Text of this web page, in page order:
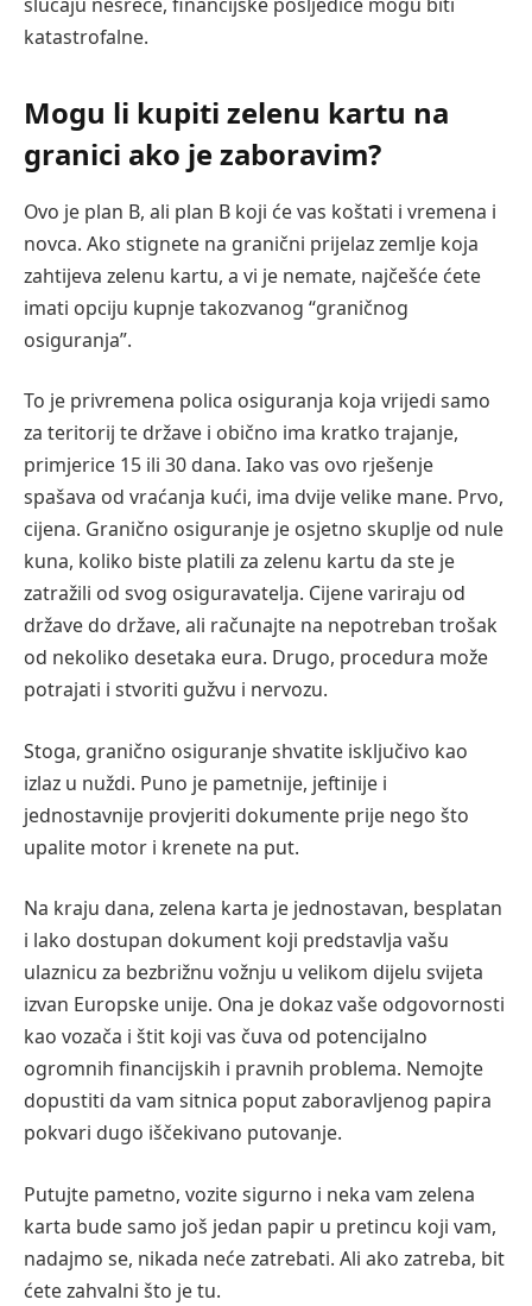
katastrofalne.
Mogu li kupiti zelenu kartu na
granici ako je zaboravim?
Ovo je plan B, ali plan B koji će vas koštati i vremena i
novca. Ako stignete na granični prijelaz zemlje koja
zahtijeva zelenu kartu, a vi je nemate, najčešće ćete
imati opciju kupnje takozvanog “graničnog
osiguranja”.
To je privremena polica osiguranja koja vrijedi samo
za teritorij te države i obično ima kratko trajanje,
primjerice 15 ili 30 dana. Iako vas ovo rješenje
spašava od vraćanja kući, ima dvije velike mane. Prvo,
cijena. Granično osiguranje je osjetno skuplje od nule
kuna, koliko biste platili za zelenu kartu da ste je
zatražili od svog osiguravatelja. Cijene variraju od
države do države, ali računajte na nepotreban trošak
od nekoliko desetaka eura. Drugo, procedura može
potrajati i stvoriti gužvu i nervozu.
Stoga, granično osiguranje shvatite isključivo kao
izlaz u nuždi. Puno je pametnije, jeftinije i
jednostavnije provjeriti dokumente prije nego što
upalite motor i krenete na put.
Na kraju dana, zelena karta je jednostavan, besplatan
i lako dostupan dokument koji predstavlja vašu
ulaznicu za bezbrižnu vožnju u velikom dijelu svijeta
izvan Europske unije. Ona je dokaz vaše odgovornosti
kao vozača i štit koji vas čuva od potencijalno
ogromnih financijskih i pravnih problema. Nemojte
dopustiti da vam sitnica poput zaboravljenog papira
pokvari dugo iščekivano putovanje.
Putujte pametno, vozite sigurno i neka vam zelena
karta bude samo još jedan papir u pretincu koji vam,
nadajmo se, nikada neće zatrebati. Ali ako zatreba, bit
ćete zahvalni što je tu.